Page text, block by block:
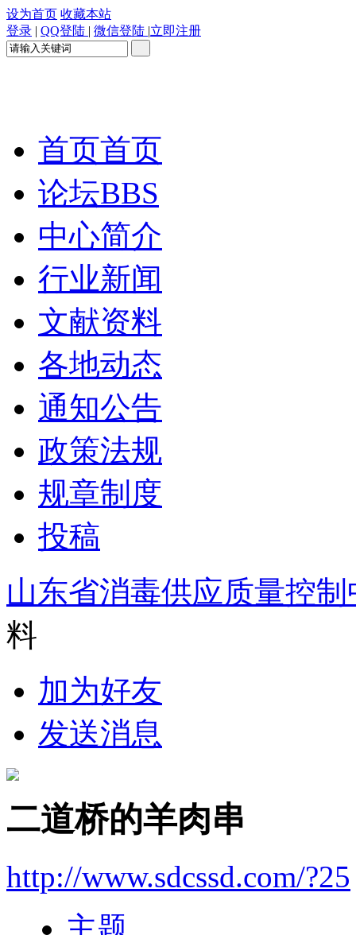
设为首页 收藏本站
登录 | QQ登陆 | 微信登陆 |立即注册
首页首页
论坛BBS
中心简介
行业新闻
文献资料
各地动态
通知公告
政策法规
规章制度
投稿
山东省消毒供应质量控制
料
加为好友
发送消息
二道桥的羊肉串
http://www.sdcssd.com/?25
主题